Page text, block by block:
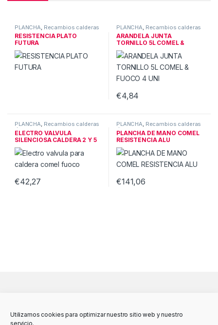
Utilizamos cookies para optimizar nuestro sitio web y nuestro
servicio.
PLANCHA Recambios calderas
de vapor
RESISTENCIA PLATO
FUTURA
PLANCHA Recambios calderas
de vapor
ARANDELA JUNTA
TORNILLO 5L COMEL &
FUOCO 4 UNI
€4,84
PLANCHA, Recambios calderas
de vapor
ELECTRO VALVULA
SILENCIOSA CALDERA 2 Y 5
LITROS
€42,27
PLANCHA, Recambios calderas
de vapor
PLANCHA DE MANO COMEL
RESISTENCIA ALU
€141,06